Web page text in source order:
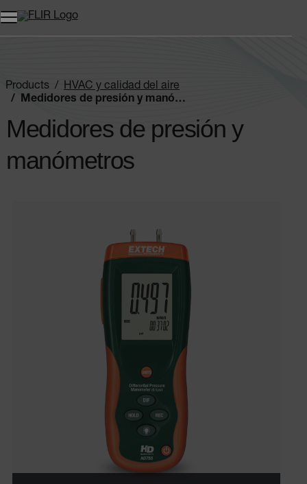
Unread messages
Modelo
Eliminar
artículos
artículo
Añadir al carro
Añadido al carro
Products
HVAC y calidad del aire
Medidores de presión y manómetros
Medidores de presión y
manómetros